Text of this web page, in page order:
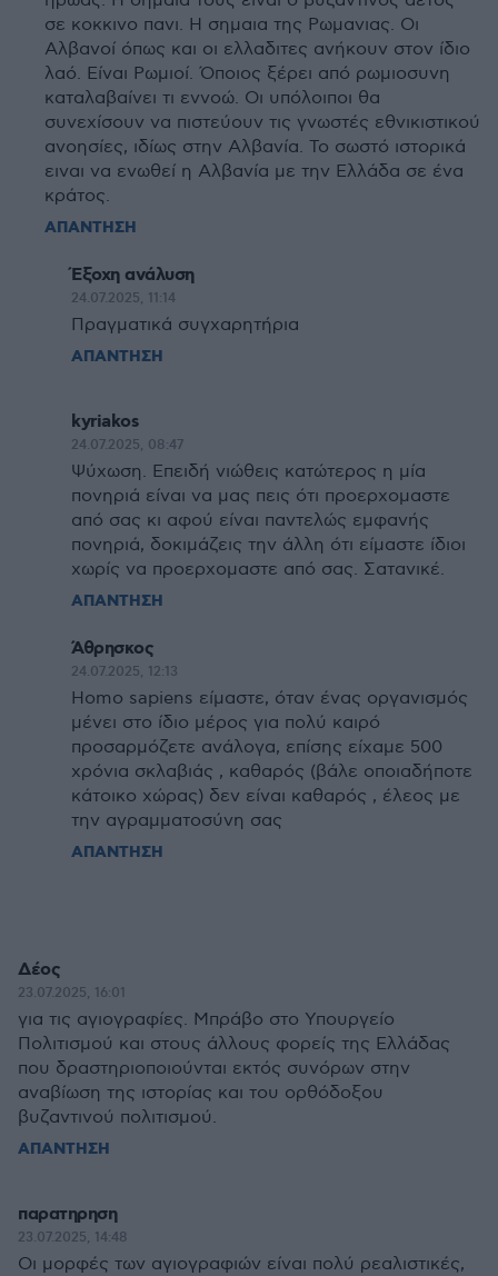
σε κοκκινο πανι. Η σημαια της Ρωμανιας. Οι
Αλβανοί όπως και οι ελλαδιτες ανήκουν στον ίδιο
λαό. Είναι Ρωμιοί. Όποιος ξέρει από ρωμιοσυνη
καταλαβαίνει τι εννοώ. Οι υπόλοιποι θα
συνεχίσουν να πιστεύουν τις γνωστές εθνικιστικού
ανοησίες, ιδίως στην Αλβανία. Το σωστό ιστορικά
ειναι να ενωθεί η Αλβανία με την Ελλάδα σε ένα
κράτος.
ΑΠΑΝΤΗΣΗ
Έξοχη ανάλυση
24.07.2025, 11:14
Πραγματικά συγχαρητήρια
ΑΠΑΝΤΗΣΗ
kyriakos
24.07.2025, 08:47
Ψύχωση. Επειδή νιώθεις κατώτερος η μία
πονηριά είναι να μας πεις ότι προερχομαστε
από σας κι αφού είναι παντελώς εμφανής
πονηριά, δοκιμάζεις την άλλη ότι είμαστε ίδιοι
χωρίς να προερχομαστε από σας. Σατανικέ.
ΑΠΑΝΤΗΣΗ
Άθρησκος
24.07.2025, 12:13
Homo sapiens είμαστε, όταν ένας οργανισμός
μένει στο ίδιο μέρος για πολύ καιρό
προσαρμόζετε ανάλογα, επίσης είχαμε 500
χρόνια σκλαβιάς , καθαρός (βάλε οποιαδήποτε
κάτοικο χώρας) δεν είναι καθαρός , έλεος με
την αγραμματοσύνη σας
ΑΠΑΝΤΗΣΗ
Δέος
23.07.2025, 16:01
για τις αγιογραφίες. Μπράβο στο Υπουργείο
Πολιτισμού και στους άλλους φορείς της Ελλάδας
που δραστηριοποιούνται εκτός συνόρων στην
αναβίωση της ιστορίας και του ορθόδοξου
βυζαντινού πολιτισμού.
ΑΠΑΝΤΗΣΗ
παρατηρηση
23.07.2025, 14:48
Οι μορφές των αγιογραφιών είναι πολύ ρεαλιστικές,